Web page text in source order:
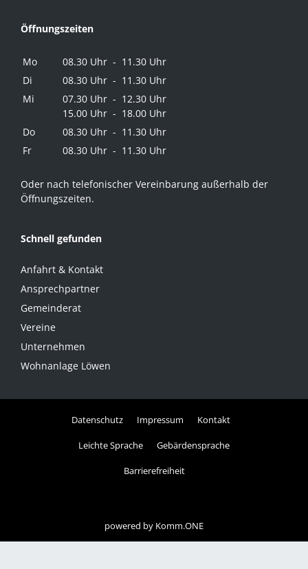
Öffnungszeiten
Mo
08.30 Uhr - 11.30 Uhr
Di
08.30 Uhr - 11.30 Uhr
Mi
07.30 Uhr - 12.30 Uhr
15.00 Uhr - 18.00 Uhr
Do
08.30 Uhr - 11.30 Uhr
Fr
08.30 Uhr - 11.30 Uhr
Oder nach telefonischer Vereinbarung außerhalb der
Öffnungszeiten.
Schnell gefunden
Anfahrt & Kontakt
Ansprechpartner
Gemeinderat
Vereine
Unternehmen
Wohnanlage Löwen
Datenschutz Impressum Kontakt
Leichte Sprache Gebärdensprache
Barrierefreiheit
powered by Komm.ONE